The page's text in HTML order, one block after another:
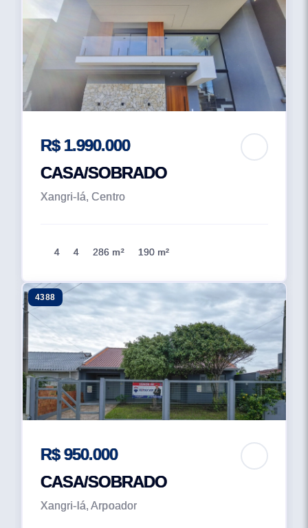
R$ 1.990.000
CASA/SOBRADO
Xangri-lá, Centro
4 4 286 m² 190 m²
4388
R$ 950.000
CASA/SOBRADO
Xangri-lá, Arpoador